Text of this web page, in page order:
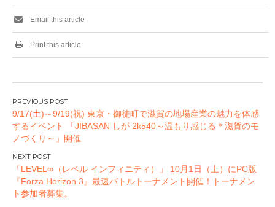
Email this article
Print this article
投
稿
ナ
ビ
ゲ
ー
シ
9/17(土)～9/19(祝) 東京・御徒町で滋賀の地場産業の魅力を体感
するイベント 「JIBASAN しが 2k540～温もり感じる＊滋賀のモ
ノづくり～」開催
「LEVEL∞（レベル インフィニティ）」 10月1日（土）にPC版
『Forza Horizon 3』最速バトルトーナメント開催！トーナメン
ト参加者募集。